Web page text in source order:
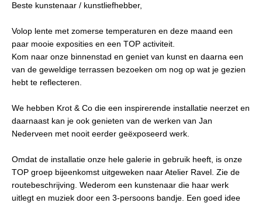
Beste kunstenaar / kunstliefhebber,
Volop lente met zomerse temperaturen en deze maand een
paar mooie exposities en een TOP activiteit.
Kom naar onze binnenstad en geniet van kunst en daarna een
van de geweldige terrassen bezoeken om nog op wat je gezien
hebt te reflecteren.
We hebben Krot & Co die een inspirerende installatie neerzet en
daarnaast kan je ook genieten van de werken van Jan
Nederveen met nooit eerder geëxposeerd werk.
Omdat de installatie onze hele galerie in gebruik heeft, is onze
TOP groep bijeenkomst uitgeweken naar Atelier Ravel. Zie de
routebeschrijving. Wederom een kunstenaar die haar werk
uitlegt en muziek door een 3-persoons bandje. Een goed idee